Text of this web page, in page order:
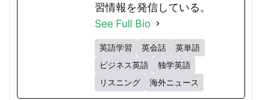
習情報を発信している。
See Full Bio
英語学習 英会話
英単語
ビジネス英語
独学英語
リスニング
海外ニュース